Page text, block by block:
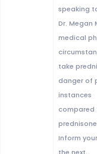
speaking
Dr. Megan
medical
take
danger of
instances
compared
prednisone
Inform
the next.